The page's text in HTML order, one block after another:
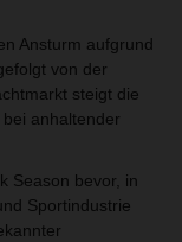
Ansturm aufgrund
von der
steigt die
anhaltender
Season bevor, in
Sportindustrie